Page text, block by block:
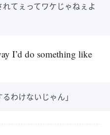
てぇってワケじゃねぇよ
I’d do something like
わけないじゃん」